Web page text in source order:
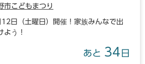
市こどもまつり
日（土曜日）開催！家族みんなで出
よう！
あと 34 日